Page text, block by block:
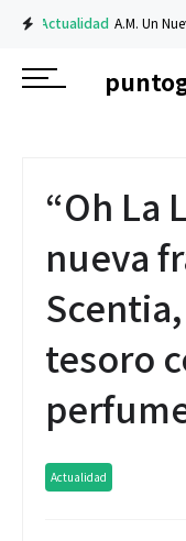
Actualidad A.M. Un
“Oh La
nueva
tesoro
Actualidad